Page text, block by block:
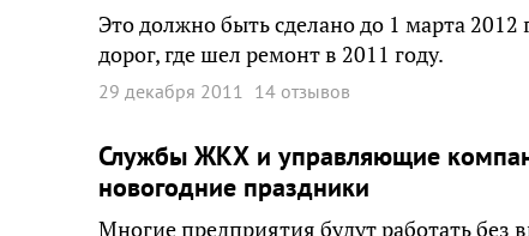
Это должно быть сделано до 1 марта 2012
дорог, где шел ремонт в 2011 году.
29 декабря 2011 14 отзывов
Службы ЖКХ и управляющие
новогодние праздники
Многие предприятия будут работать